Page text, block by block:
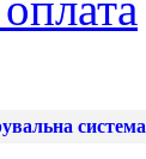
система